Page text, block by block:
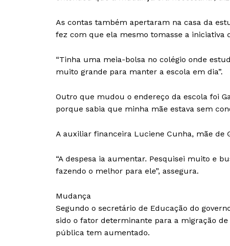
As contas também apertaram na casa da
fez com que ela mesmo tomasse a iniciativa
“Tinha uma meia-bolsa no colégio onde
muito grande para manter a escola em dia”.
Outro que mudou o endereço da escola foi
porque sabia que minha mãe estava sem
A auxiliar financeira Luciene Cunha, mãe de
“A despesa ia aumentar. Pesquisei muito e
fazendo o melhor para ele”, assegura.
Mudança
Segundo o secretário de Educação do
sido o fator determinante para a migração
pública tem aumentado.